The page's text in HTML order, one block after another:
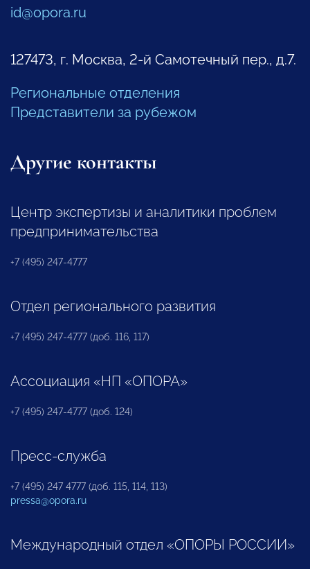
id@opora.ru
127473, г. Москва, 2-й Самотечный пер., д.7.
Региональные отделения
Представители за рубежом
Другие контакты
Центр экспертизы и аналитики проблем
предпринимательства
+7 (495) 247-4777
Отдел регионального развития
+7 (495) 247-4777 (доб. 116, 117)
Ассоциация «НП «ОПОРА»
+7 (495) 247-4777 (доб. 124)
Пресс-служба
+7 (495) 247 4777 (доб. 115, 114, 113)
pressa@opora.ru
Международный отдел «ОПОРЫ РОССИИ»